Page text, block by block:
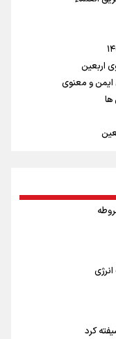
اربعین
کرد